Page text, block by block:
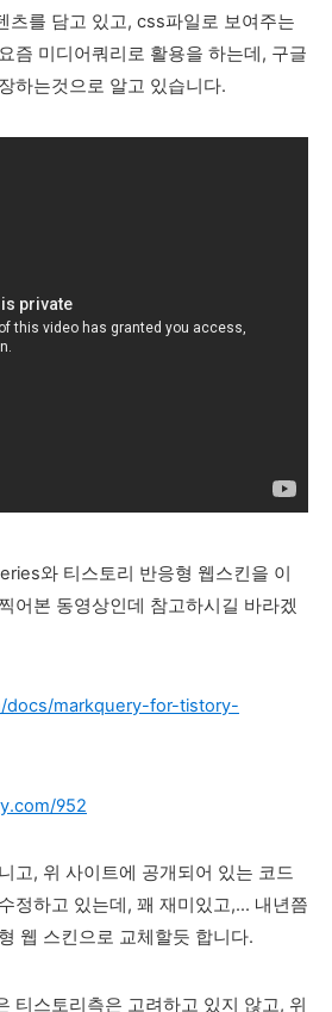
츠를 담고 있고, css파일로 보여주는
즘 미디어쿼리로 활용을 하는데, 구글
하는것으로 알고 있습니다.
와 티스토리 반응형 웹스킨을 이
어본 동영상인데 참고하시길 바라겠
docs/markquery-for-tistory-
952
고, 위 사이트에 공개되어 있는 코드
정하고 있는데, 꽤 재미있고,... 내년쯤
웹 스킨으로 교체할듯 합니다.
티스토리측은 고려하고 있지 않고, 위